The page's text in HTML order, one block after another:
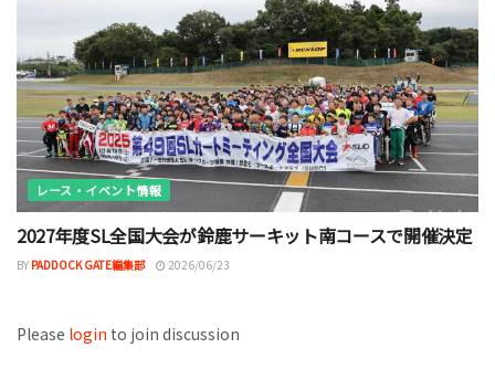
レース・イベント情報
2027年度SL全国大会が鈴鹿サーキット南コースで開催決定
BY PADDOCK GATE編集部 2026/06/23
Please login to join discussion